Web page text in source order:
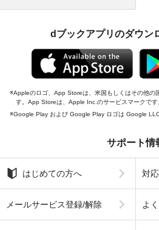
dブックアプリのダウン
Appleのロゴ、App Storeは、米国もしくはその他の
す。App Storeは、Apple Inc.のサービスマークです
Google Play および Google Play ロゴは Google LLC
サポート情
はじめての方へ 対
メールサービス登録/解除 よ